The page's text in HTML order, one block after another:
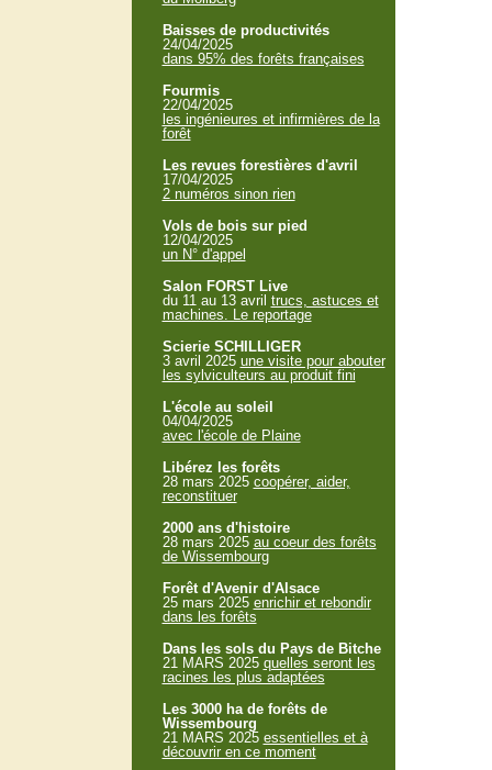
Baisses de productivités
24/04/2025
dans 95% des forêts françaises
Fourmis
22/04/2025
les ingénieures et infirmières de la
forêt
Les revues forestières d'avril
17/04/2025
2 numéros sinon rien
Vols de bois sur pied
12/04/2025
un N° d'appel
Salon FORST Live
du 11 au 13 avril trucs, astuces et
machines. Le reportage
Scierie SCHILLIGER
3 avril 2025 une visite pour abouter
les sylviculteurs au produit fini
L'école au soleil
04/04/2025
avec l'école de Plaine
Libérez les forêts
28 mars 2025 coopérer, aider,
reconstituer
2000 ans d'histoire
28 mars 2025 au coeur des forêts
de Wissembourg
Forêt d'Avenir d'Alsace
25 mars 2025 enrichir et rebondir
dans les forêts
Dans les sols du Pays de Bitche
21 MARS 2025 quelles seront les
racines les plus adaptées
Les 3000 ha de forêts de
Wissembourg
21 MARS 2025 essentielles et à
découvrir en ce moment